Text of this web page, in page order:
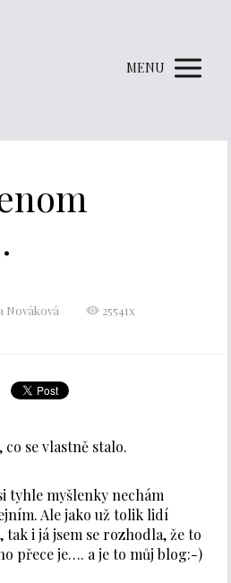
MENU
Nováková
25541x
se vlastně stalo.
tyhle myšlenky nechám
Ale jako už tolik lidí
i já jsem se rozhodla, že to
přece je…. a je to můj blog:-)